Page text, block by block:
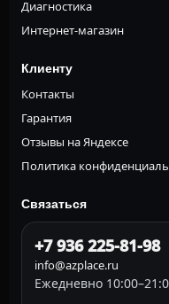
Диагностика
Интернет-магазин
Клиенту
Контакты
Гарантия
Отзывы на Яндексе
Политика
Связаться
+7 936 225-81-98
info@azplace.ru
Ежедневно